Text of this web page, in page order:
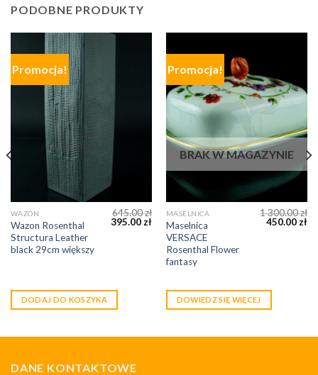
PODOBNE PRODUKTY
Promocja!
WAZON
Wazon Rosenthal
Structura Leather
black 29cm większy
645.00zł
395.00zł
DODAJ DO KOSZYKA
Promocja!
BRAK W MAGAZYNIE
MASELNICA
Maselnica
VERSACE
Rosenthal Flower
fantasy
1 300.00zł
450.00zł
DOWIEDZ SIĘ WIĘCEJ
DANE KONTAKTOWE